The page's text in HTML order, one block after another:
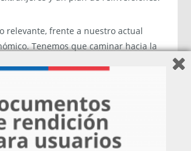
relevante, frente a nuestro actual
Tenemos que caminar hacia la
Vicente Mirá indicó que este convenio
InvestChile colaborará en la